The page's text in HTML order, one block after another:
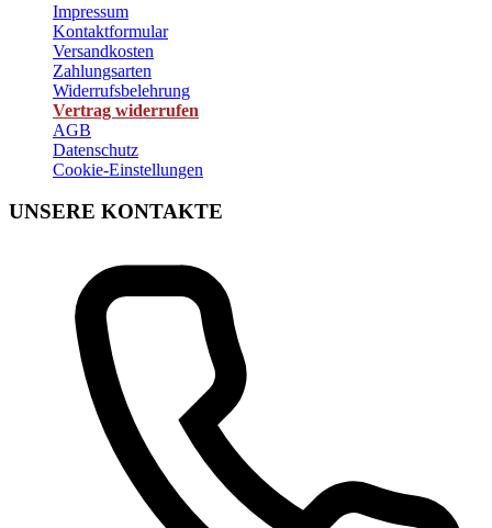
Impressum
Kontaktformular
Versandkosten
Zahlungsarten
Widerrufsbelehrung
Vertrag widerrufen
AGB
Datenschutz
Cookie-Einstellungen
UNSERE KONTAKTE